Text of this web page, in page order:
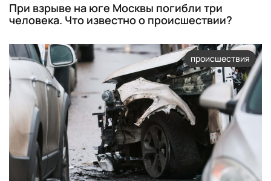
При взрыве на юге Москвы погибли три
человека. Что известно о происшествии?
происшествия